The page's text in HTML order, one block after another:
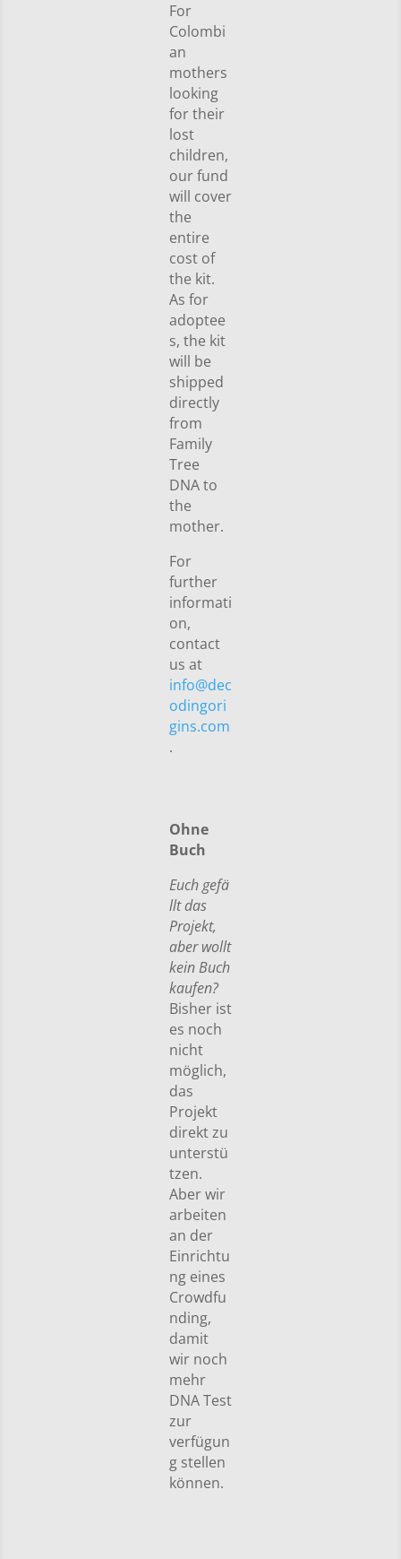
For
Colombi
an
mothers
looking
for their
lost
children,
our fund
will cover
the
entire
cost of
the kit.
As for
adoptee
s, the kit
will be
shipped
directly
from
Family
Tree
DNA to
the
mother.
For
further
informati
on,
contact
us at
info@dec
odingori
gins.com
.
Ohne
Buch
Euch gefä
llt das
Projekt,
aber wollt
kein Buch
kaufen?
Bisher ist
es noch
nicht
möglich,
das
Projekt
direkt zu
unterstü
tzen.
Aber wir
arbeiten
an der
Einrichtu
ng eines
Crowdfu
nding,
damit
wir noch
mehr
DNA Test
zur
verfügun
g stellen
können.